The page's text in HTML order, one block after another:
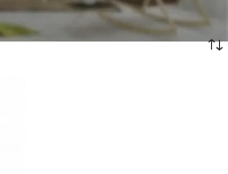
Lauko temperatūros jutikliaiRezultatų: 1